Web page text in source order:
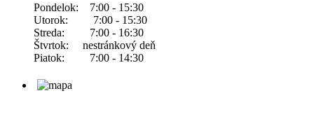
Pondelok: 7:00 - 15:30
Utorok: 7:00 - 15:30
Streda: 7:00 - 16:30
Štvrtok: nestránkový deň
Piatok: 7:00 - 14:30